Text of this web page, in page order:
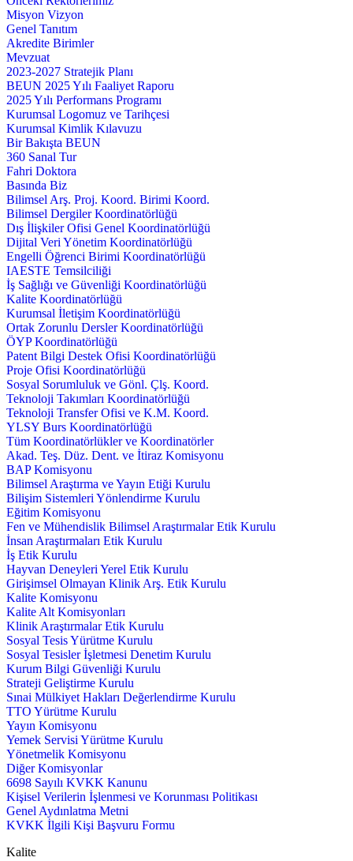
Misyon Vizyon
Genel Tanıtım
Akredite Birimler
Mevzuat
2023-2027 Stratejik Planı
BEUN 2025 Yılı Faaliyet Raporu
2025 Yılı Performans Programı
Kurumsal Logomuz ve Tarihçesi
Kurumsal Kimlik Kılavuzu
Bir Bakışta BEUN
360 Sanal Tur
Fahri Doktora
Basında Biz
Bilimsel Arş. Proj. Koord. Birimi Koord.
Bilimsel Dergiler Koordinatörlüğü
Dış İlişkiler Ofisi Genel Koordinatörlüğü
Dijital Veri Yönetim Koordinatörlüğü
Engelli Öğrenci Birimi Koordinatörlüğü
IAESTE Temsilciliği
İş Sağlığı ve Güvenliği Koordinatörlüğü
Kalite Koordinatörlüğü
Kurumsal İletişim Koordinatörlüğü
Ortak Zorunlu Dersler Koordinatörlüğü
ÖYP Koordinatörlüğü
Patent Bilgi Destek Ofisi Koordinatörlüğü
Proje Ofisi Koordinatörlüğü
Sosyal Sorumluluk ve Gönl. Çlş. Koord.
Teknoloji Takımları Koordinatörlüğü
Teknoloji Transfer Ofisi ve K.M. Koord.
YLSY Burs Koordinatörlüğü
Tüm Koordinatörlükler ve Koordinatörler
Akad. Teş. Düz. Dent. ve İtiraz Komisyonu
BAP Komisyonu
Bilimsel Araştırma ve Yayın Etiği Kurulu
Bilişim Sistemleri Yönlendirme Kurulu
Eğitim Komisyonu
Fen ve Mühendislik Bilimsel Araştırmalar Etik Kurulu
İnsan Araştırmaları Etik Kurulu
İş Etik Kurulu
Hayvan Deneyleri Yerel Etik Kurulu
Girişimsel Olmayan Klinik Arş. Etik Kurulu
Kalite Komisyonu
Kalite Alt Komisyonları
Klinik Araştırmalar Etik Kurulu
Sosyal Tesis Yürütme Kurulu
Sosyal Tesisler İşletmesi Denetim Kurulu
Kurum Bilgi Güvenliği Kurulu
Strateji Geliştirme Kurulu
Sınai Mülkiyet Hakları Değerlendirme Kurulu
TTO Yürütme Kurulu
Yayın Komisyonu
Yemek Servisi Yürütme Kurulu
Yönetmelik Komisyonu
Diğer Komisyonlar
6698 Sayılı KVKK Kanunu
Kişisel Verilerin İşlenmesi ve Korunması Politikası
Genel Aydınlatma Metni
KVKK İlgili Kişi Başvuru Formu
Kalite